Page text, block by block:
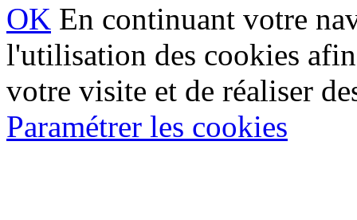
OK En continuant votre
l'utilisation des cookies
votre visite et de réaliser
Paramétrer les cookies